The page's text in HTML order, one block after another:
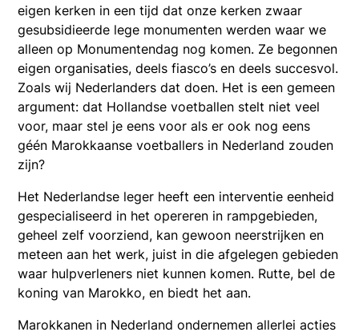
eigen kerken in een tijd dat onze kerken zwaar
gesubsidieerde lege monumenten werden waar we
alleen op Monumentendag nog komen. Ze begonnen
eigen organisaties, deels fiasco’s en deels succesvol.
Zoals wij Nederlanders dat doen. Het is een gemeen
argument: dat Hollandse voetballen stelt niet veel
voor, maar stel je eens voor als er ook nog eens
géén Marokkaanse voetballers in Nederland zouden
zijn?
Het Nederlandse leger heeft een interventie eenheid
gespecialiseerd in het opereren in rampgebieden,
geheel zelf voorziend, kan gewoon neerstrijken en
meteen aan het werk, juist in die afgelegen gebieden
waar hulpverleners niet kunnen komen. Rutte, bel de
koning van Marokko, en biedt het aan.
Marokkanen in Nederland ondernemen allerlei acties